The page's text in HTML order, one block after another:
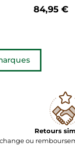
Prix
84,95 €
Retours
ou